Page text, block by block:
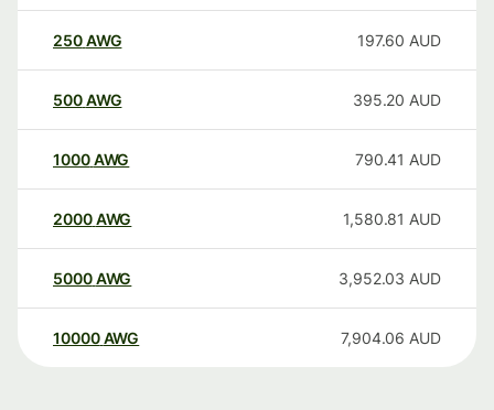
250AWG 197.60 AUD
500AWG 395.20 AUD
1000AWG 790.41 AUD
2000AWG 1,580.81 AUD
5000AWG 3,952.03 AUD
10000 AWG 7,904.06 AUD